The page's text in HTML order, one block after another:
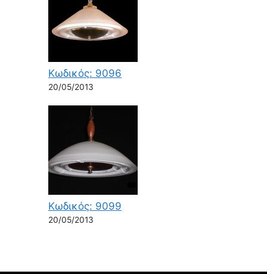
Κωδικός: 9096
20/05/2013
Κωδικός: 9099
20/05/2013